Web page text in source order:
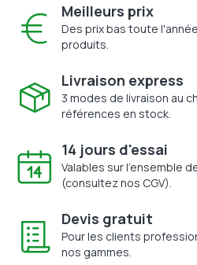
Meilleurs prix
Des prix bas toute
produits.
Livraison express
3 modes de livraison au
références en stock.
14 jours d'essai
Valables sur l'ensemble
(consultez nos CGV).
Devis gratuit
Pour les clients
nos gammes.